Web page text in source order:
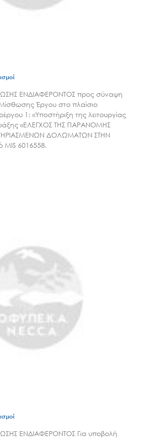
ΕΝΔΙΑΦΕΡΟΝΤΟΣ προς σύναψη
Έργου στο πλαίσιο
1: «Υποστήριξη της λειτουργίας
«ΕΛΕΓΧΟΣ ΤΗΣ ΠΑΡΑΝΟΜΗΣ
ΔΟΛΩΜΑΤΩΝ ΣΤΗΝ
MIS 6016558.
ΕΝΔΙΑΦΕΡΟΝΤΟΣ Για υποβολή